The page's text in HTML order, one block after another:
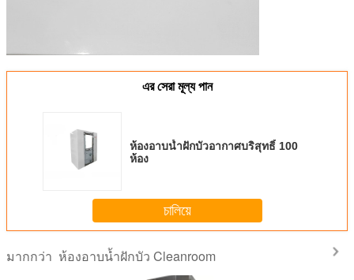
এর সেরা মূল্য পান
ห้องอาบน้ำฝักบัวอากาศบริสุทธิ์ 100
ห้อง
চালিয়ে
มากกว่า ห้องอาบน้ำฝักบัว Cleanroom